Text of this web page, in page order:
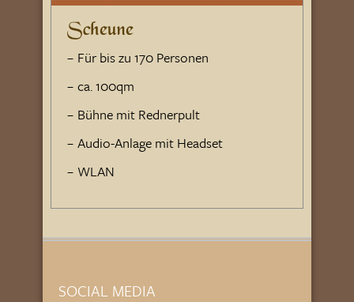
Scheune
Für bis zu 170 Personen
ca. 100qm
Bühne mit Rednerpult
Audio-Anlage mit Headset
WLAN
SOCIAL MEDIA